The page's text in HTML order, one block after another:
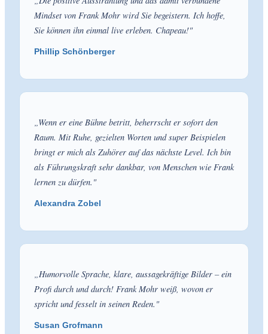
Mindset von Frank Mohr wird Sie begeistern. Ich hoffe,
Sie können ihn einmal live erleben. Chapeau!"
Phillip Schönberger
„Wenn er eine Bühne betritt, beherrscht er sofort den
Raum. Mit Ruhe, gezielten Worten und super Beispielen
bringt er mich als Zuhörer auf das nächste Level. Ich bin
als Führungskraft sehr dankbar, von Menschen wie Frank
lernen zu dürfen. "
Alexandra Zobel
„Humorvolle Sprache, klare, aussagekräftige Bilder – ein
Profi durch und durch! Frank Mohr weiß, wovon er
spricht und fesselt in seinen Reden. "
Susan Grofmann